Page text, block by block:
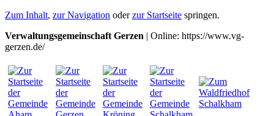
Zum Inhalt, zur Navigation oderzur Startseite springen.
Verwaltungsgemeinschaft Gerzen | Online: https://www.vg-
gerzen.de/